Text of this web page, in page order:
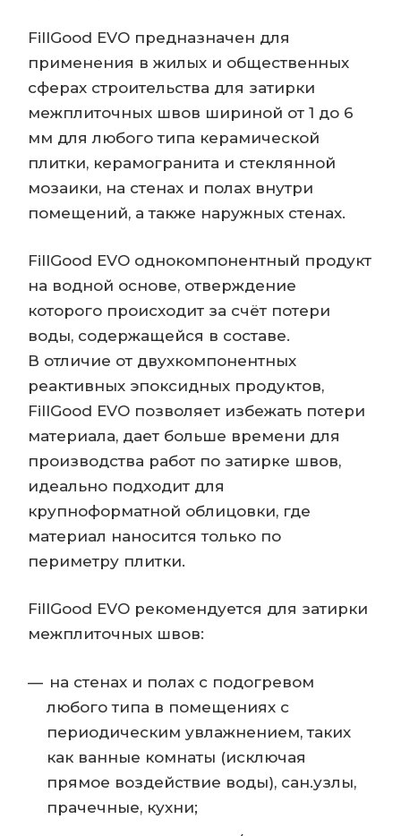
FillGood EVO предназначен для
применения в жилых и общественных
сферах строительства для затирки
межплиточных швов шириной от 1 до 6
мм для любого типа керамической
плитки, керамогранита и стеклянной
мозаики, на стенах и полах внутри
помещений, а также наружных стенах.
FillGood EVO однокомпонентный продукт
на водной основе, отверждение
которого происходит за счёт потери
воды, содержащейся в составе.
В отличие от двухкомпонентных
реактивных эпоксидных продуктов,
FillGood EVO позволяет избежать потери
материала, дает больше времени для
производства работ по затирке швов,
идеально подходит для
крупноформатной облицовки, где
материал наносится только по
периметру плитки.
FillGood EVO рекомендуется для затирки
межплиточных швов:
на стенах и полах с подогревом
любого типа в помещениях с
периодическим увлажнением, таких
как ванные комнаты (исключая
прямое воздействие воды), сан.узлы,
прачечные, кухни;